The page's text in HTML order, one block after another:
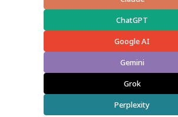
ChatGPT
Google AI
Gemini
Grok
Perplexity